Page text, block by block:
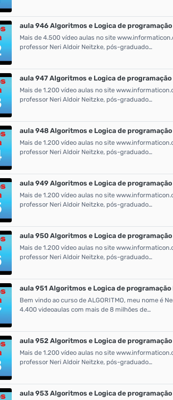
aula 946 Algoritmos e Logica de
Mais de 4.500 vídeo aulas no site
professor Neri Aldoir Neitzke, pós-graduado…
aula 947 Algoritmos e Logica de programação
Mais de 1.200 vídeo aulas no site
professor Neri Aldoir Neitzke, pós-graduado…
aula 948 Algoritmos e Logica de
Mais de 1.200 vídeo aulas no site
professor Neri Aldoir Neitzke, pós-graduado…
aula 949 Algoritmos e Logica de
Mais de 1.200 vídeo aulas no site
professor Neri Aldoir Neitzke, pós-graduado…
aula 950 Algoritmos e Logica de
Mais de 1.200 vídeo aulas no site
professor Neri Aldoir Neitzke, pós-graduado…
aula 951 Algoritmos e Logica de programação
Bem vindo ao curso de ALGORITMO, meu nome é
4.400 videoaulas com mais de 8 milhões de…
aula 952 Algoritmos e Logica de
Mais de 1.200 vídeo aulas no site
professor Neri Aldoir Neitzke, pós-graduado…
aula 953 Algoritmos e Logica de